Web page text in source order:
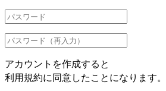
アカウントを作成すると
利用規約に同意したことになります。